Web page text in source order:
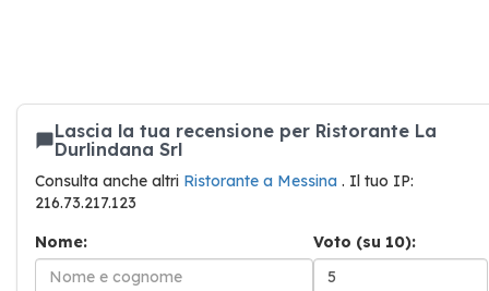
Lascia la tua recensione per Ristorante La
Durlindana Srl
Consulta anche altri Ristorante a Messina . Il tuo IP:
216.73.217.123
Nome:
Voto (su 10):